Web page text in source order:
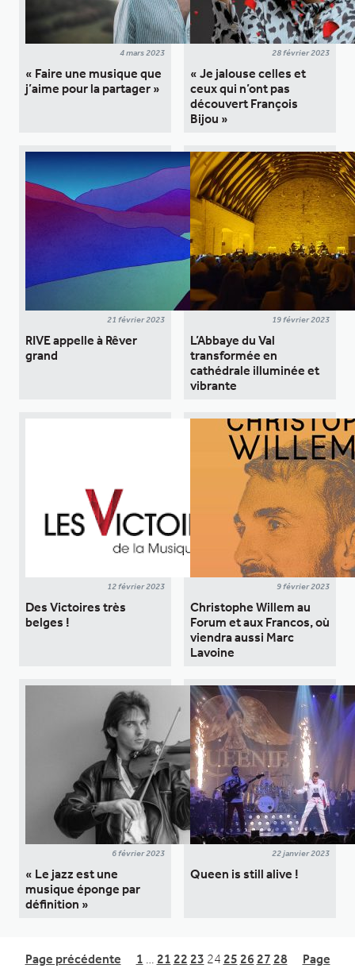
4 mars 2023
« Faire une musique que
j’aime pour la partager »
28 février 2023
« Je jalouse celles et
ceux qui n’ont pas
découvert François
Bijou »
21 février 2023
RIVE appelle à Rêver
grand
19 février 2023
L’Abbaye du Val
transformée en
cathédrale illuminée et
vibrante
12 février 2023
Des Victoires très
belges !
9 février 2023
Christophe Willem au
Forum et aux Francos, où
viendra aussi Marc
Lavoine
6 février 2023
« Le jazz est une
musique éponge par
définition »
22 janvier 2023
Queen is still alive !
Page précédente 1 21 22 23 24 25 26 27 28 Page